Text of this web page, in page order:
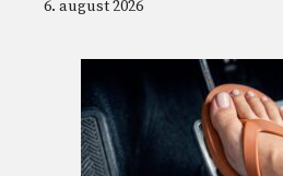
6. august 2026